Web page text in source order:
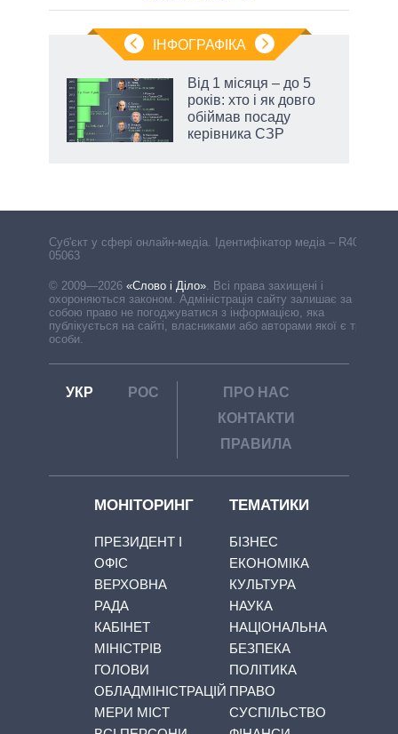
ІНФОГРАФІКА
Від 1 місяця – до 5
років: хто і як довго
обіймав посаду
керівника СЗР
Cуб'єкт у сфері онлайн-медіа. Ідентифікатор медіа – R40-
05063
© 2009—2026 «Слово і Діло». Всі права захищені і
охороняються законом. Адміністрація сайту залишає за
собою право не погоджуватися з інформацією, яка
публікується на сайті, власниками або авторами якої є треті
особи.
УКР РОС
ПРО НАС
КОНТАКТИ
ПРАВИЛА
МОНІТОРИНГ
ПРЕЗИДЕНТ І
ОФІС
ВЕРХОВНА
РАДА
КАБІНЕТ
МІНІСТРІВ
ГОЛОВИ
ОБЛАДМІНІСТРАЦІЙ
МЕРИ МІСТ
ТЕМАТИКИ
БІЗНЕС
ЕКОНОМІКА
КУЛЬТУРА
НАУКА
НАЦІОНАЛЬНА
БЕЗПЕКА
ПОЛІТИКА
ПРАВО
СУСПІЛЬСТВО